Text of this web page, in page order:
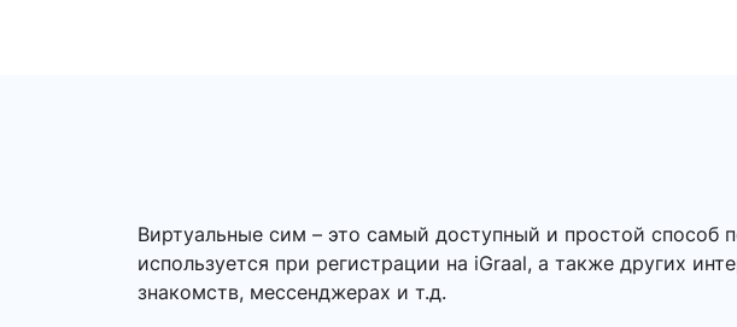
Виртуальные сим – это самый доступный и простой
используется при регистрации на iGraal, а также других
знакомств, мессенджерах и т.д.